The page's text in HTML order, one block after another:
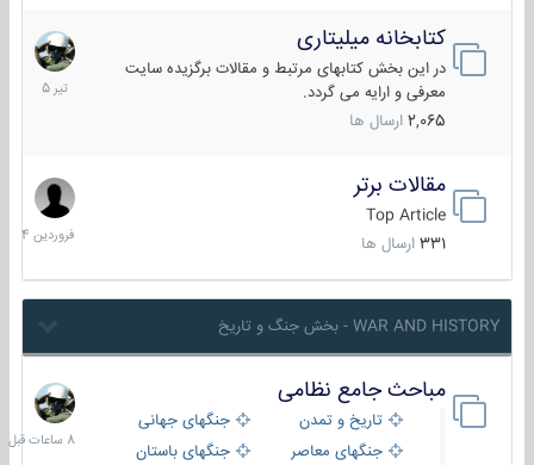
کتابخانه میلیتاری
در این بخش کتابهای مرتبط و مقالات برگزیده سایت
معرفی و ارایه می گردد.
2,065 ارسال ها
16
تیر
1405
مقالات برتر
Top Article
331 ارسال ها
29
فروردین
1404
WAR AND HISTORY - بخش جنگ و تاریخ
مباحث جامع نظامی
تاریخ و تمدن
جنگهای جهانی
جنگهای معاصر
جنگهای باستان
8
ساعات
قبل